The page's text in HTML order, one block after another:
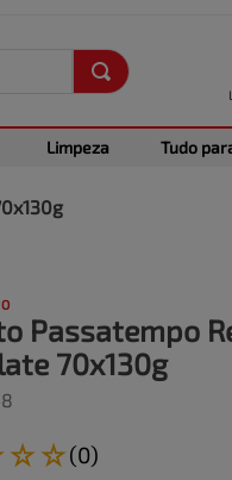
Limpeza Tudo
Passatempo
70x130g
☆☆(0)